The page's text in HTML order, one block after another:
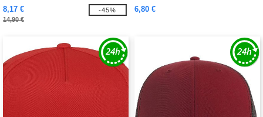
8,17 €
14,90 €
-45%
6,80 €